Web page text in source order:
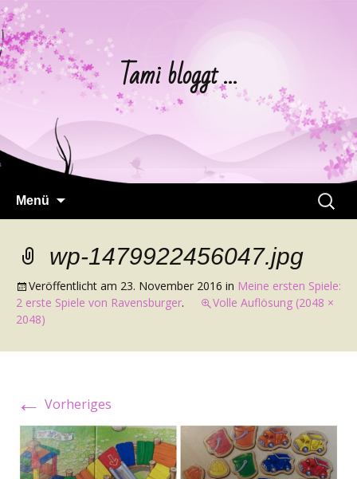
Tami bloggt …
Menü
Suchen
nach:
wp-1479922456047.jpg
Veröffentlicht am 23. November 2016 in Meine ersten Spiele:
2 erste Spiele von Ravensburger.
Volle Auflösung (2048 ×
2048)
← Vorheriges